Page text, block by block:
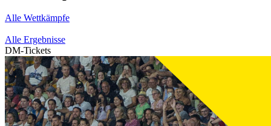
Alle Wettkämpfe
Alle Ergebnisse
DM-Tickets